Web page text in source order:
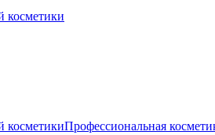
Профессиональная